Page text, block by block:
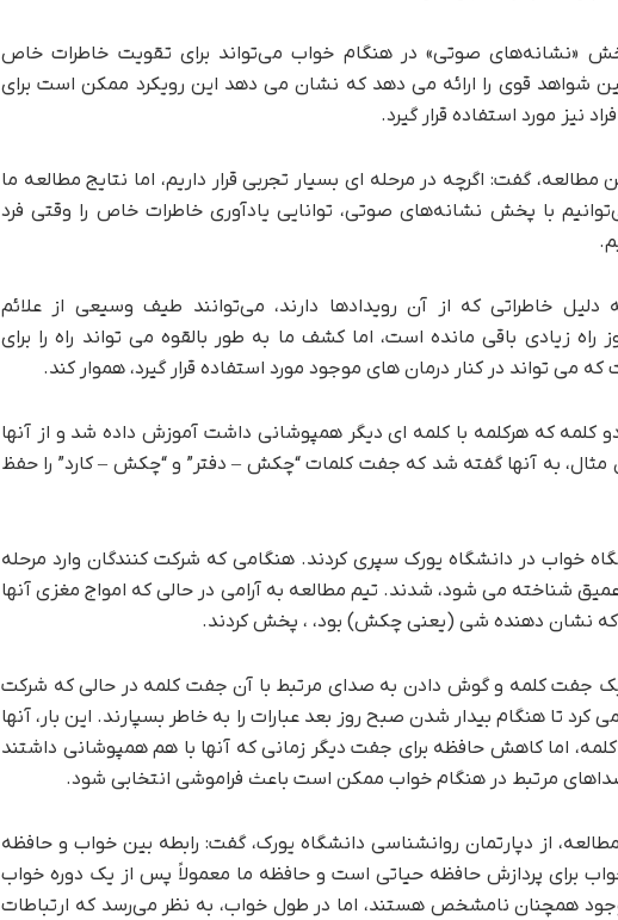
«نشانه‌های صوتی» در هنگام خواب می‌تواند برای تقویت خاطرات خاص
شواهد قوی را ارائه می دهد که نشان می دهد این رویکرد ممکن است برای
نیز مورد استفاده قرار گیرد.
گفت: اگرچه در مرحله ای بسیار تجربی قرار داریم، اما نتایج مطالعه ما
با پخش نشانه‌های صوتی، توانایی یادآوری خاطرات خاص را وقتی فرد
به دلیل خاطراتی که از آن رویدادها دارند، می‌توانند طیف وسیعی از علائم
راه زیادی باقی مانده است، اما کشف ما به طور بالقوه می تواند راه را برای
می تواند در کنار درمان های موجود مورد استفاده قرار گیرد، هموار کند.
عبارتی شامل دو کلمه که هرکلمه با کلمه ای دیگر همپوشانی داشت آموزش داده شد و از آنها
مثال، به آنها گفته شد که جفت کلمات “چکش – دفتر” و “چکش – کارد” را حفظ
خواب در دانشگاه یورک سپری کردند. هنگامی که شرکت کنندگان وارد مرحله
شناخته می شود، شدند. تیم مطالعه به آرامی در حالی که امواج مغزی آنها
که نشان دهنده شی (یعنی چکش) بود، ، پخش کردند.
جفت کلمه و گوش دادن به صدای مرتبط با آن جفت کلمه در حالی که شرکت
کرد تا هنگام بیدار شدن صبح روز بعد عبارات را به خاطر بسپارند. این بار، آنها
اما کاهش حافظه برای جفت دیگر زمانی که آنها با هم همپوشانی داشتند
مرتبط در هنگام خواب ممکن است باعث فراموشی انتخابی شود.
از دپارتمان روانشناسی دانشگاه یورک، گفت: رابطه بین خواب و حافظه
برای پردازش حافظه حیاتی است و حافظه ما معمولاً پس از یک دوره خواب
همچنان نامشخص هستند، اما در طول خواب، به نظر می‌رسد که ارتباطات